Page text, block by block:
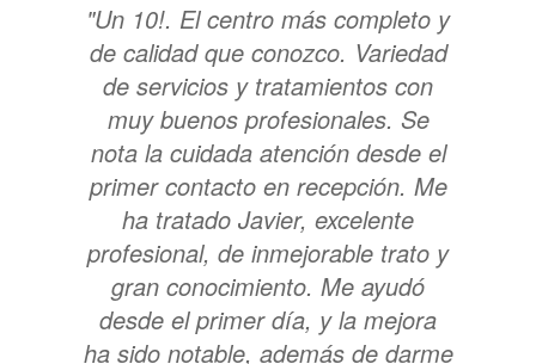
"Un 10!. El centro más completo y
de calidad que conozco. Variedad
de servicios y tratamientos con
muy buenos profesionales. Se
nota la cuidada atención desde el
primer contacto en recepción. Me
ha tratado Javier, excelente
profesional, de inmejorable trato y
gran conocimiento. Me ayudó
desde el primer día, y la mejora
ha sido notable, además de darme